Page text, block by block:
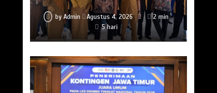
by Admin Agustus 4, 2026
2 min
5 hari